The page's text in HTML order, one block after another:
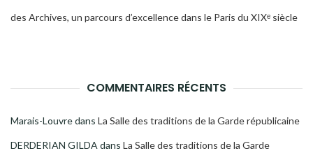
des Archives, un parcours d’excellence dans le Paris du XIXᵉ siècle
COMMENTAIRES RÉCENTS
Marais-Louvredans La Salle des traditions de la Garde républicaine
DERDERIAN GILDA dans La Salle des traditions de la Garde